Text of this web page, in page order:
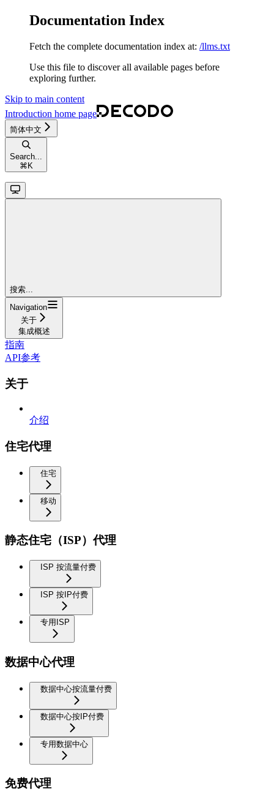
Documentation Index
Fetch the complete documentation index at: /llms.txt
Use this file to discover all available pages before
exploring further.
Skip to main content
Introduction home page
简体中文
Search...
⌘ K
搜索...
Navigation
关于
集成概述
指南
API参考
关于
介绍
住宅代理
住宅
移动
静态住宅（ISP）代理
ISP 按流量付费
ISP 按IP付费
专用ISP
数据中心代理
数据中心按流量付费
数据中心按IP付费
专用数据中心
免费代理